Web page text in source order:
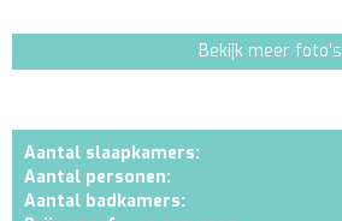
Bekijk meer foto's
Aantal slaapkamers:
Aantal personen:
Aantal badkamers: